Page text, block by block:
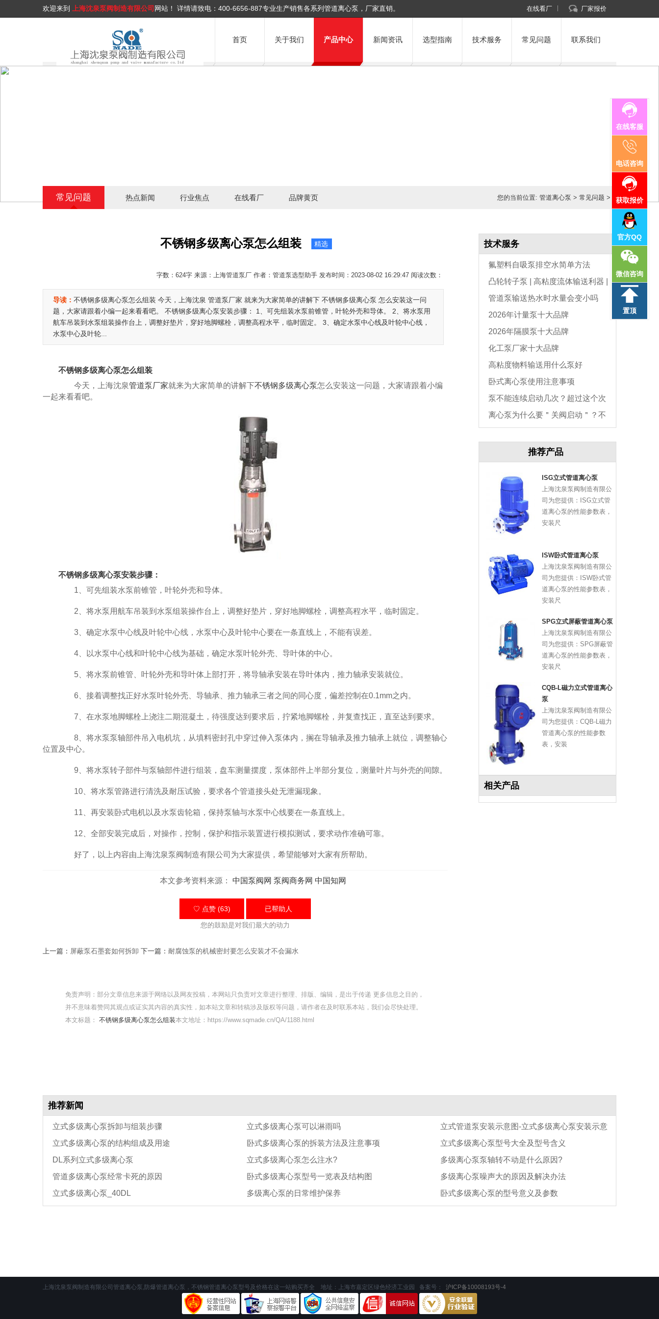
欢迎来到 上海沈泉泵阀制造有限公司 网站！ 详情请致电： 400-6656-887专业生产销售各系列管道离心泵，厂家直销。 在线看厂 厂家报价
首页 关于我们 产品中心 新闻资讯 选型指南 技术服务 常见问题 联系我们
在线客服
电话咨询
获取报价
官方QQ
微信咨询
置顶
常见问题 热点新闻 行业焦点 在线看厂 品牌黄页 您的当前位置:管道离心泵 >常见问题 >
不锈钢多级离心泵怎么组装 精选
字数：624字 来源：上海管道泵厂 作者：管道泵选型助手 发布时间：2023-08-02 16:29:47 阅读次数：
导读： 不锈钢多级离心泵怎么组装 今天，上海沈泉 管道泵厂家 就来为大家简单的讲解下 不锈钢多级离心泵 怎么安装这一问
题，大家请跟着小编一起来看看吧。 不锈钢多级离心泵安装步骤： 1、可先组装水泵前锥管，叶轮外壳和导体。 2、将水泵用
航车吊装到水泵组装操作台上，调整好垫片，穿好地脚螺栓，调整高程水平，临时固定。 3、确定水泵中心线及叶轮中心线，
水泵中心及叶轮...
不锈钢多级离心泵怎么组装
今天，上海沈泉管道泵厂家就来为大家简单的讲解下不锈钢多级离心泵怎么安装这一问题，大家请跟着小编
一起来看看吧。
不锈钢多级离心泵安装步骤：
1、可先组装水泵前锥管，叶轮外壳和导体。
2、将水泵用航车吊装到水泵组装操作台上，调整好垫片，穿好地脚螺栓，调整高程水平，临时固定。
3、确定水泵中心线及叶轮中心线，水泵中心及叶轮中心要在一条直线上，不能有误差。
4、以水泵中心线和叶轮中心线为基础，确定水泵叶轮外壳、导叶体的中心。
5、将水泵前锥管、叶轮外壳和导叶体上部打开，将导轴承安装在导叶体内，推力轴承安装就位。
6、接着调整找正好水泵叶轮外壳、导轴承、推力轴承三者之间的同心度，偏差控制在0.1mm之内。
7、在水泵地脚螺栓上浇注二期混凝土，待强度达到要求后，拧紧地脚螺栓，并复查找正，直至达到要求。
8、将水泵泵轴部件吊入电机坑，从填料密封孔中穿过伸入泵体内，搁在导轴承及推力轴承上就位，调整轴心
位置及中心。
9、将水泵转子部件与泵轴部件进行组装，盘车测量摆度，泵体部件上半部分复位，测量叶片与外壳的间隙。
10、将水泵管路进行清洗及耐压试验，要求各个管道接头处无泄漏现象。
11、再安装卧式电机以及水泵齿轮箱，保持泵轴与水泵中心线要在一条直线上。
12、全部安装完成后，对操作，控制，保护和指示装置进行模拟测试，要求动作准确可靠。
好了，以上内容由上海沈泉泵阀制造有限公司为大家提供，希望能够对大家有所帮助。
本文参考资料来源： 中国泵阀网 泵阀商务网 中国知网
♡ 点赞 (63) 已帮助人
您的鼓励是对我们最大的动力
上一篇： 屏蔽泵石墨套如何拆卸 下一篇： 耐腐蚀泵的机械密封要怎么安装才不会漏水
免责声明：部分文章信息来源于网络以及网友投稿，本网站只负责对文章进行整理、排版、编辑，是出于传递 更多信息之目的，
并不意味着赞同其观点或证实其内容的真实性，如本站文章和转稿涉及版权等问题，请作者在及时联系本站，我们会尽快处理。
本文标题： 不锈钢多级离心泵怎么组装本文地址：https://www.sqmade.cn/QA/1188.html
技术服务
氟塑料自吸泵排空水简单方法
凸轮转子泵 | 高粘度流体输送利器 |
选型与维护全指南
管道泵输送热水时水量会变小吗
2026年计量泵十大品牌
2026年隔膜泵十大品牌
化工泵厂家十大品牌
高粘度物料输送用什么泵好
卧式离心泵使用注意事项
泵不能连续启动几次？超过这个次
数，电机必坏
离心泵为什么要＂关阀启动＂？不
推荐产品
ISG立式管道离心泵
上海沈泉泵阀制造有限公
司为您提供：ISG立式管
道离心泵的性能参数表，
安装尺
ISW卧式管道离心泵
上海沈泉泵阀制造有限公
司为您提供：ISW卧式管
道离心泵的性能参数表，
安装尺
SPG立式屏蔽管道离心泵
上海沈泉泵阀制造有限公
司为您提供：SPG屏蔽管
道离心泵的性能参数表，
安装尺
CQB-L磁力立式管道离心
泵
上海沈泉泵阀制造有限公
司为您提供：CQB-L磁力
管道离心泵的性能参数
表，安装
相关产品
推荐新闻
立式多级离心泵拆卸与组装步骤 立式多级离心泵可以淋雨吗 立式管道泵安装示意图-立式多级离心泵安装示意
立式多级离心泵的结构组成及用途 卧式多级离心泵的拆装方法及注意事项
立式多级离心泵型号大全及型号含义
DL系列立式多级离心泵
立式多级离心泵怎么注水?
多级离心泵泵轴转不动是什么原因?
管道多级离心泵经常卡死的原因
卧式多级离心泵型号一览表及结构图
多级离心泵噪声大的原因及解决办法
立式多级离心泵_40DL
多级离心泵的日常维护保养 卧式多级离心泵的型号意义及参数
上海沈泉泵阀制造有限公司管道离心泵,防爆管道离心泵，不锈钢管道离心泵型号及价格在这一站购买齐全 地址：上海市嘉定区绿色经济工业园 备案号： 沪ICP备10008193号-4